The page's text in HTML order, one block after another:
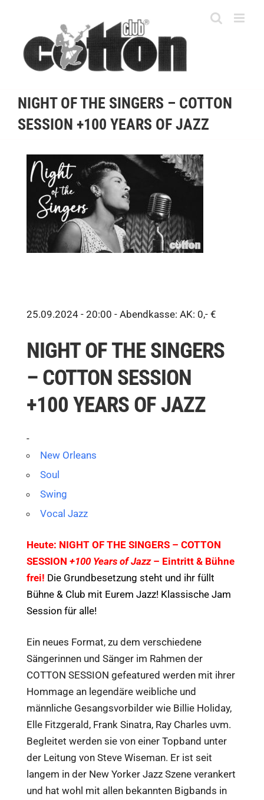
content
NIGHT OF THE SINGERS – COTTON
SESSION +100 YEARS OF JAZZ
25.09.2024 - 20:00 - Abendkasse: AK: 0,- €
NIGHT OF THE SINGERS
– COTTON SESSION
+100 YEARS OF JAZZ
-
New Orleans
Soul
Swing
Vocal Jazz
Heute: NIGHT OF THE SINGERS – COTTON
SESSION +100 Years of Jazz– Eintritt & Bühne
frei! Die Grundbesetzung steht und ihr füllt
Bühne & Club mit Eurem Jazz! Klassische Jam
Session für alle!
Ein neues Format, zu dem verschiedene
Sängerinnen und Sänger im Rahmen der
COTTON SESSION gefeatured werden mit ihrer
Hommage an legendäre weibliche und
männliche Gesangsvorbilder wie Billie Holiday,
Elle Fitzgerald, Frank Sinatra, Ray Charles uvm.
Begleitet werden sie von einer Topband unter
der Leitung von Steve Wiseman. Er ist seit
langem in der New Yorker Jazz Szene verankert
und hat wohl mit allen bekannten Bigbands in